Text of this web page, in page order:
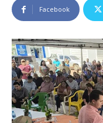
Facebook